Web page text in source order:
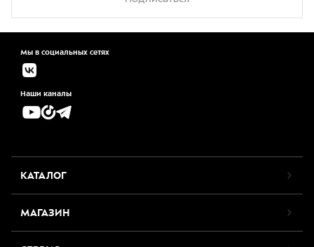
Мы в социальных сетях
Наши каналы
КАТАЛОГ
МАГАЗИН